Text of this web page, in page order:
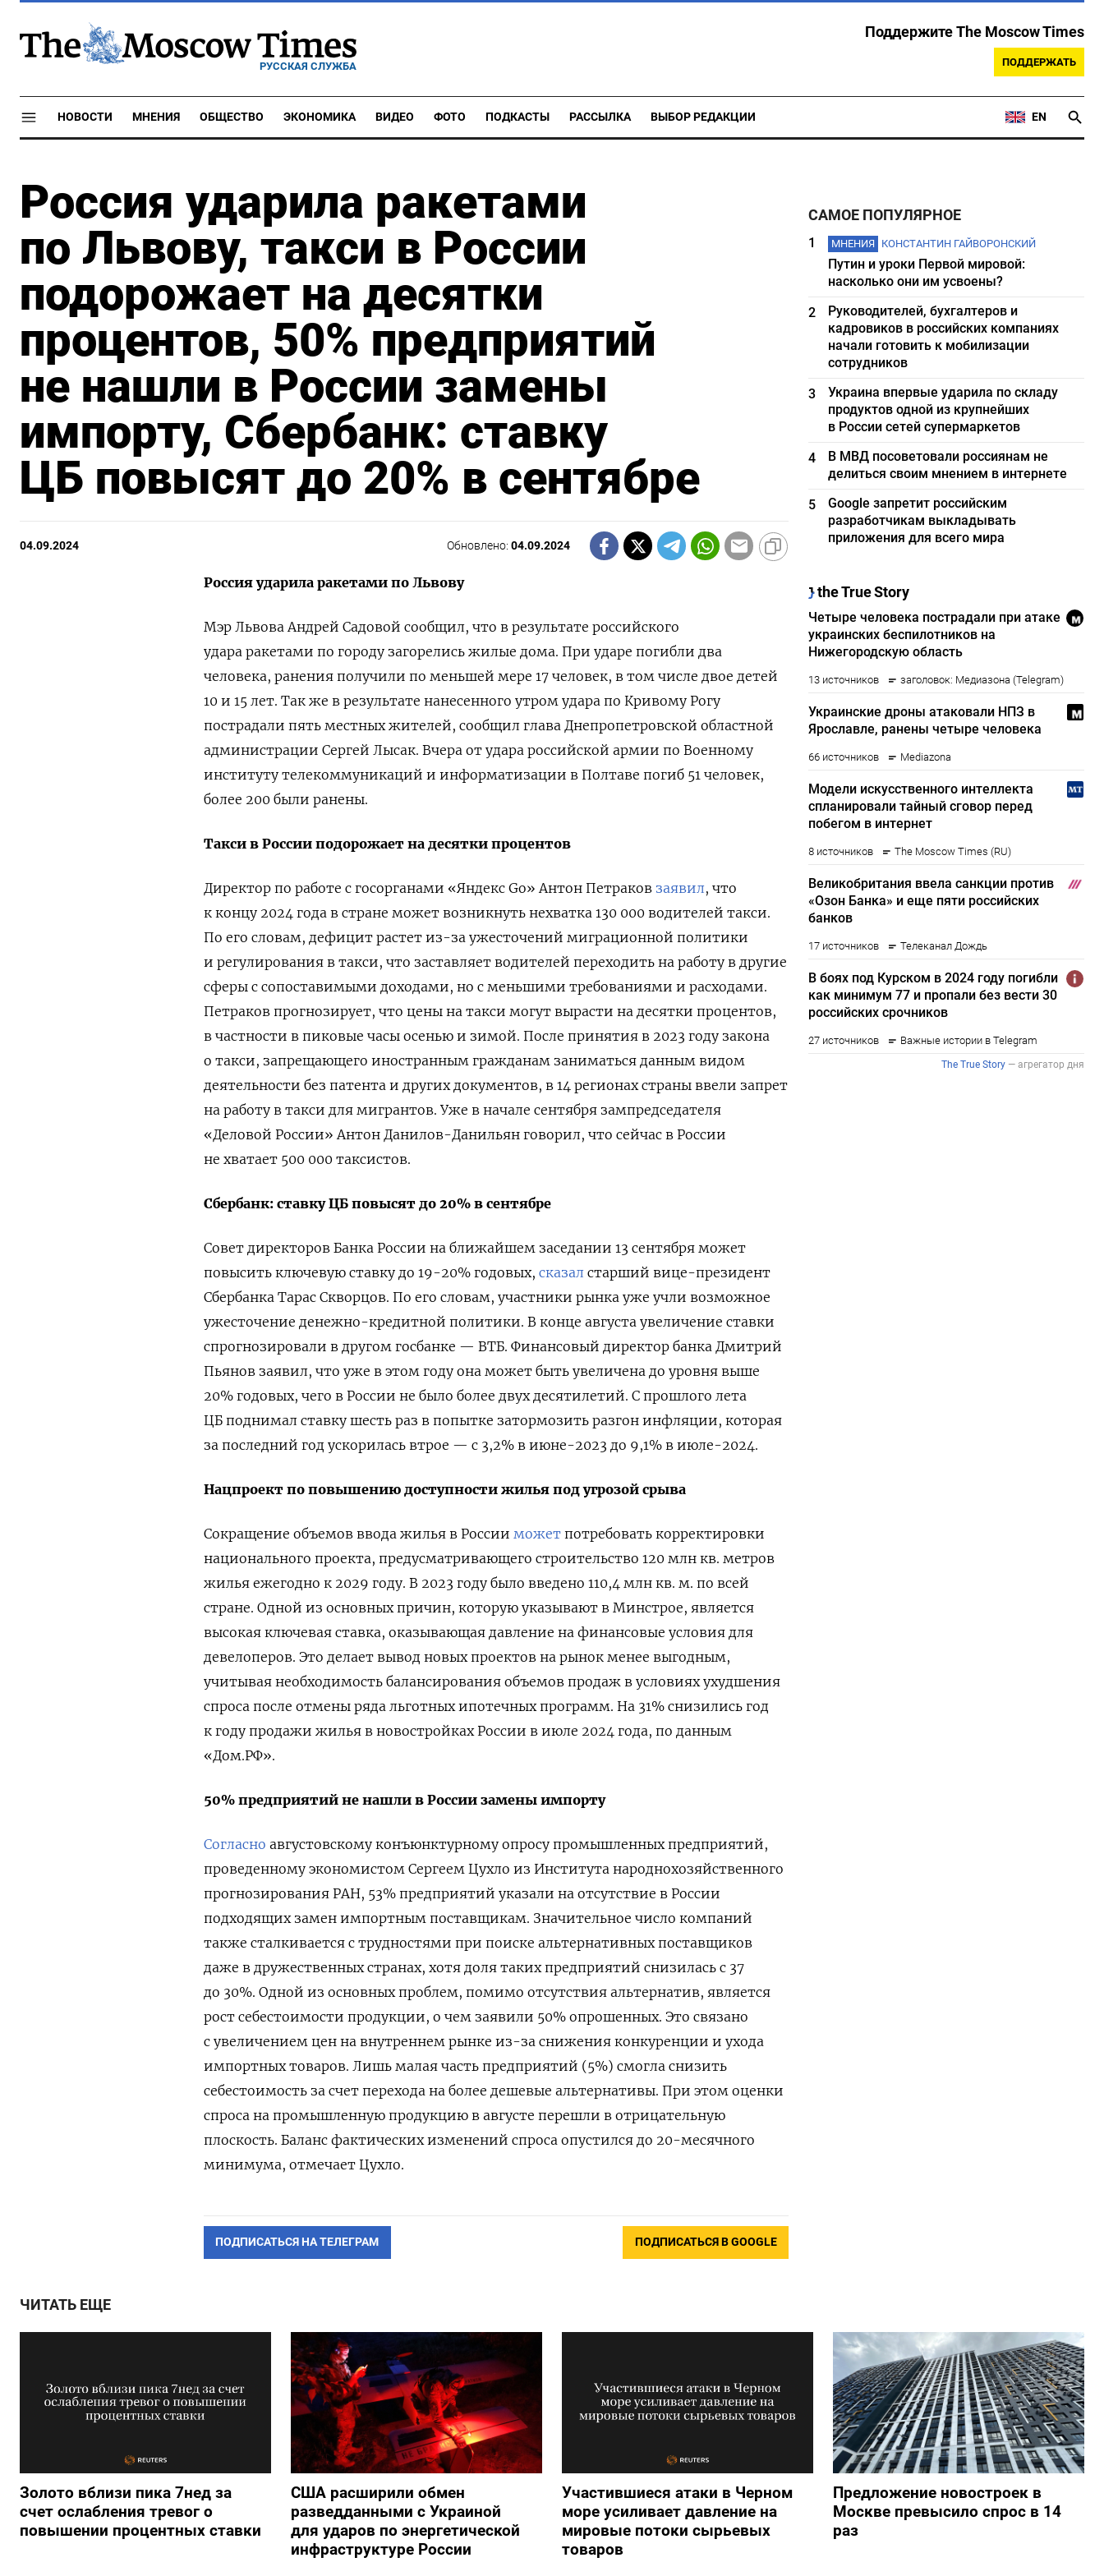
РУССКАЯ СЛУЖБА
Поддержите The Moscow Times
ПОДДЕРЖАТЬ
НОВОСТИ МНЕНИЯ ОБЩЕСТВО ЭКОНОМИКА ВИДЕО ФОТО ПОДКАСТЫ РАССЫЛКА ВЫБОР РЕДАКЦИИ EN
Россия ударила ракетами
по Львову, такси в России
подорожает на десятки
процентов, 50% предприятий
не нашли в России замены
импорту, Сбербанк: ставку
ЦБ повысят до 20% в сентябре
04.09.2024 Обновлено:04.09.2024
Россия ударила ракетами по Львову
Мэр Львова Андрей Садовой сообщил, что в результате российского
удара ракетами по городу загорелись жилые дома. При ударе погибли два
человека, ранения получили по меньшей мере 17 человек, в том числе двое детей
10 и 15 лет. Так же в результате нанесенного утром удара по Кривому Рогу
пострадали пять местных жителей, сообщил глава Днепропетровской областной
администрации Сергей Лысак. Вчера от удара российской армии по Военному
институту телекоммуникаций и информатизации в Полтаве погиб 51 человек,
более 200 были ранены.
Такси в России подорожает на десятки процентов
Директор по работе с госорганами «Яндекс Go» Антон Петраков заявил, что
к концу 2024 года в стране может возникнуть нехватка 130 000 водителей такси.
По его словам, дефицит растет из-за ужесточений миграционной политики
и регулирования в такси, что заставляет водителей переходить на работу в другие
сферы с сопоставимыми доходами, но с меньшими требованиями и расходами.
Петраков прогнозирует, что цены на такси могут вырасти на десятки процентов,
в частности в пиковые часы осенью и зимой. После принятия в 2023 году закона
о такси, запрещающего иностранным гражданам заниматься данным видом
деятельности без патента и других документов, в 14 регионах страны ввели запрет
на работу в такси для мигрантов. Уже в начале сентября зампредседателя
«Деловой России» Антон Данилов-Данильян говорил, что сейчас в России
не хватает 500 000 таксистов.
Сбербанк: ставку ЦБ повысят до 20% в сентябре
Совет директоров Банка России на ближайшем заседании 13 сентября может
повысить ключевую ставку до 19-20% годовых, сказал старший вице-президент
Сбербанка Тарас Скворцов. По его словам, участники рынка уже учли возможное
ужесточение денежно-кредитной политики. В конце августа увеличение ставки
спрогнозировали в другом госбанке — ВТБ. Финансовый директор банка Дмитрий
Пьянов заявил, что уже в этом году она может быть увеличена до уровня выше
20% годовых, чего в России не было более двух десятилетий. С прошлого лета
ЦБ поднимал ставку шесть раз в попытке затормозить разгон инфляции, которая
за последний год ускорилась втрое — с 3,2% в июне-2023 до 9,1% в июле-2024.
Нацпроект по повышению доступности жилья под угрозой срыва
Сокращение объемов ввода жилья в России может потребовать корректировки
национального проекта, предусматривающего строительство 120 млн кв. метров
жилья ежегодно к 2029 году. В 2023 году было введено 110,4 млн кв. м. по всей
стране. Одной из основных причин, которую указывают в Минстрое, является
высокая ключевая ставка, оказывающая давление на финансовые условия для
девелоперов. Это делает вывод новых проектов на рынок менее выгодным,
учитывая необходимость балансирования объемов продаж в условиях ухудшения
спроса после отмены ряда льготных ипотечных программ. На 31% снизились год
к году продажи жилья в новостройках России в июле 2024 года, по данным
«Дом.РФ».
50% предприятий не нашли в России замены импорту
Согласно августовскому конъюнктурному опросу промышленных предприятий,
проведенному экономистом Сергеем Цухло из Института народнохозяйственного
прогнозирования РАН, 53% предприятий указали на отсутствие в России
подходящих замен импортным поставщикам. Значительное число компаний
также сталкивается с трудностями при поиске альтернативных поставщиков
даже в дружественных странах, хотя доля таких предприятий снизилась с 37
до 30%. Одной из основных проблем, помимо отсутствия альтернатив, является
рост себестоимости продукции, о чем заявили 50% опрошенных. Это связано
с увеличением цен на внутреннем рынке из-за снижения конкуренции и ухода
импортных товаров. Лишь малая часть предприятий (5%) смогла снизить
себестоимость за счет перехода на более дешевые альтернативы. При этом оценки
спроса на промышленную продукцию в августе перешли в отрицательную
плоскость. Баланс фактических изменений спроса опустился до 20-месячного
минимума, отмечает Цухло.
ПОДПИСАТЬСЯ НА ТЕЛЕГРАМ ПОДПИСАТЬСЯ В GOOGLE
САМОЕ ПОПУЛЯРНОЕ
1 МНЕНИЯ КОНСТАНТИН ГАЙВОРОНСКИЙ
Путин и уроки Первой мировой:
насколько они им усвоены?
2
Руководителей, бухгалтеров и
кадровиков в российских компаниях
начали готовить к мобилизации
сотрудников
3
Украина впервые ударила по складу
продуктов одной из крупнейших
в России сетей супермаркетов
4
В МВД посоветовали россиянам не
делиться своим мнением в интернете
5
Google запретит российским
разработчикам выкладывать
приложения для всего мира
ЧИТАТЬ ЕЩЕ
Золото вблизи пика 7нед за
счет ослабления тревог о
повышении процентных ставки
США расширили обмен
разведданными с Украиной
для ударов по энергетической
инфраструктуре России
Участившиеся атаки в Черном
море усиливает давление на
мировые потоки сырьевых
товаров
Предложение новостроек в
Москве превысило спрос в 14
раз